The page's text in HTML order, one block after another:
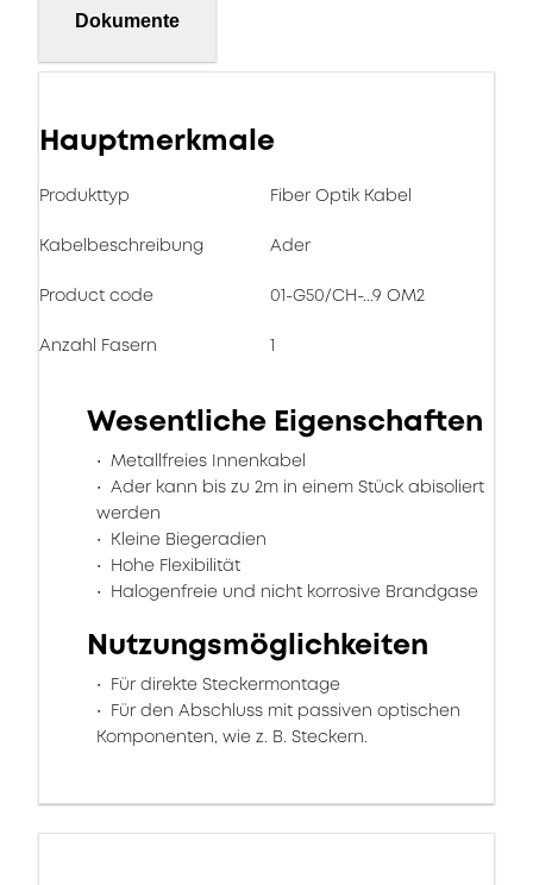
Dokumente
Hauptmerkmale
Produkttyp Fiber Optik Kabel
Kabelbeschreibung Ader
Product code 01-G50/CH-...9 OM2
Anzahl Fasern 1
Wesentliche Eigenschaften
Metallfreies Innenkabel
Ader kann bis zu 2m in einem Stück abisoliert
werden
Kleine Biegeradien
Hohe Flexibilität
Halogenfreie und nicht korrosive Brandgase
Nutzungsmöglichkeiten
Für direkte Steckermontage
Für den Abschluss mit passiven optischen
Komponenten, wie z. B. Steckern.